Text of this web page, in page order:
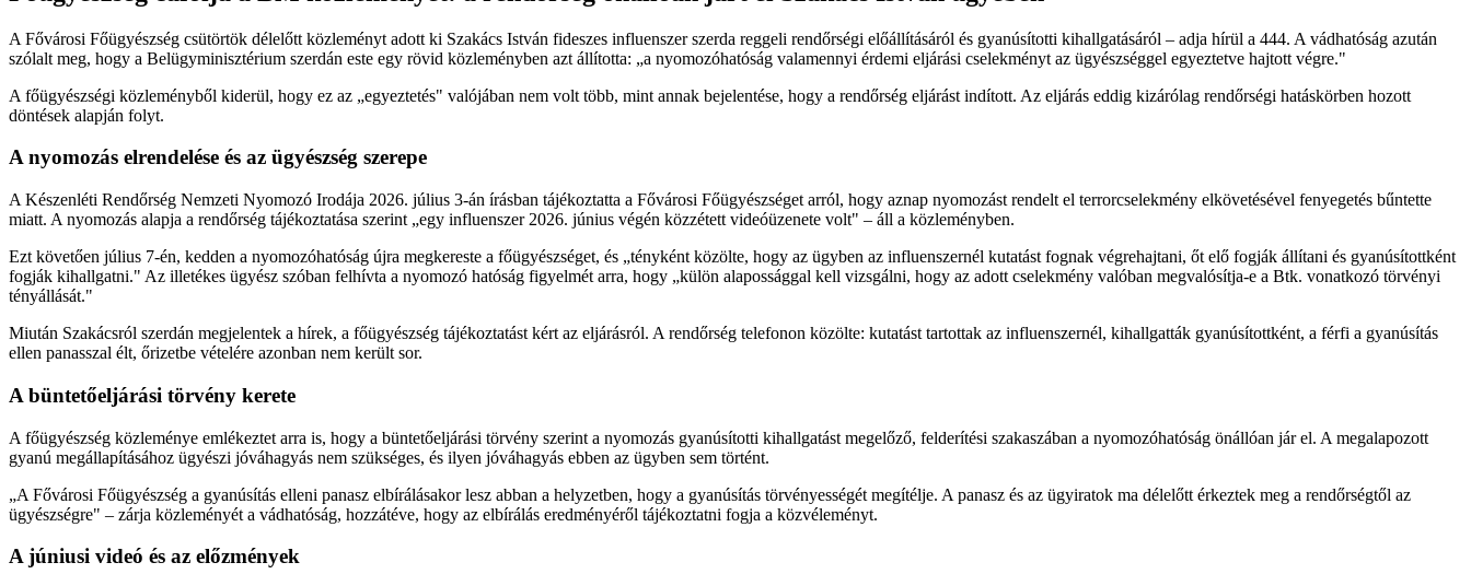
A Fővárosi Főügyészség csütörtök délelőtt közleményt adott ki Szakács István fideszes influenszer szerda reggeli rendőrségi előállításáról és gyanúsítotti kihallgatásáról – adja hírül a 444. A vádhatóság azután
szólalt meg, hogy a Belügyminisztérium szerdán este egy rövid közleményben azt állította: „a nyomozóhatóság valamennyi érdemi eljárási cselekményt az ügyészséggel egyeztetve hajtott végre."
A főügyészségi közleményből kiderül, hogy ez az „egyeztetés" valójában nem volt több, mint annak bejelentése, hogy a rendőrség eljárást indított. Az eljárás eddig kizárólag rendőrségi hatáskörben hozott
döntések alapján folyt.
A nyomozás elrendelése és az ügyészség szerepe
A Készenléti Rendőrség Nemzeti Nyomozó Irodája 2026. július 3-án írásban tájékoztatta a Fővárosi Főügyészséget arról, hogy aznap nyomozást rendelt el terrorcselekmény elkövetésével fenyegetés bűntette
miatt. A nyomozás alapja a rendőrség tájékoztatása szerint „egy influenszer 2026. június végén közzétett videóüzenete volt" – áll a közleményben.
Ezt követően július 7-én, kedden a nyomozóhatóság újra megkereste a főügyészséget, és „tényként közölte, hogy az ügyben az influenszernél kutatást fognak végrehajtani, őt elő fogják állítani és gyanúsítottként
fogják kihallgatni." Az illetékes ügyész szóban felhívta a nyomozó hatóság figyelmét arra, hogy „külön alapossággal kell vizsgálni, hogy az adott cselekmény valóban megvalósítja-e a Btk. vonatkozó törvényi
tényállását."
Miután Szakácsról szerdán megjelentek a hírek, a főügyészség tájékoztatást kért az eljárásról. A rendőrség telefonon közölte: kutatást tartottak az influenszernél, kihallgatták gyanúsítottként, a férfi a gyanúsítás
ellen panasszal élt, őrizetbe vételére azonban nem került sor.
A büntetőeljárási törvény kerete
A főügyészség közleménye emlékeztet arra is, hogy a büntetőeljárási törvény szerint a nyomozás gyanúsítotti kihallgatást megelőző, felderítési szakaszában a nyomozóhatóság önállóan jár el. A megalapozott
gyanú megállapításához ügyészi jóváhagyás nem szükséges, és ilyen jóváhagyás ebben az ügyben sem történt.
„A Fővárosi Főügyészség a gyanúsítás elleni panasz elbírálásakor lesz abban a helyzetben, hogy a gyanúsítás törvényességét megítélje. A panasz és az ügyiratok ma délelőtt érkeztek meg a rendőrségtől az
ügyészségre" – zárja közleményét a vádhatóság, hozzátéve, hogy az elbírálás eredményéről tájékoztatni fogja a közvéleményt.
A júniusi videó és az előzmények